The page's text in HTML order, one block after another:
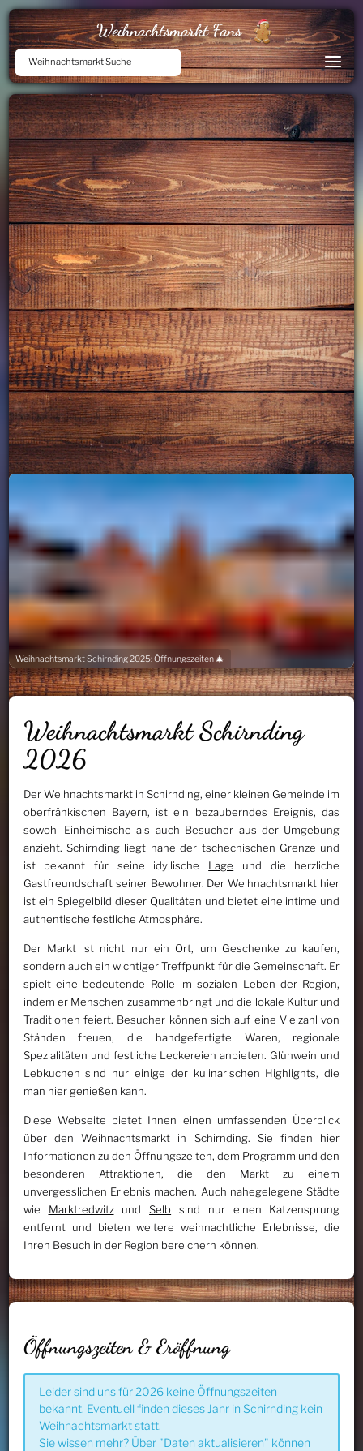
Weihnachtsmarkt Fans
Weihnachtsmarkt Suche
Weihnachtsmarkt Schirnding 2025: Öffnungszeiten 🎄
Weihnachtsmarkt Schirnding
2026
Der Weihnachtsmarkt in Schirnding, einer kleinen Gemeinde im
oberfränkischen Bayern, ist ein bezauberndes Ereignis, das
sowohl Einheimische als auch Besucher aus der Umgebung
anzieht. Schirnding liegt nahe der tschechischen Grenze und
ist bekannt für seine idyllische Lage und die herzliche
Gastfreundschaft seiner Bewohner. Der Weihnachtsmarkt hier
ist ein Spiegelbild dieser Qualitäten und bietet eine intime und
authentische festliche Atmosphäre.
Der Markt ist nicht nur ein Ort, um Geschenke zu kaufen,
sondern auch ein wichtiger Treffpunkt für die Gemeinschaft. Er
spielt eine bedeutende Rolle im sozialen Leben der Region,
indem er Menschen zusammenbringt und die lokale Kultur und
Traditionen feiert. Besucher können sich auf eine Vielzahl von
Ständen freuen, die handgefertigte Waren, regionale
Spezialitäten und festliche Leckereien anbieten. Glühwein und
Lebkuchen sind nur einige der kulinarischen Highlights, die
man hier genießen kann.
Diese Webseite bietet Ihnen einen umfassenden Überblick
über den Weihnachtsmarkt in Schirnding. Sie finden hier
Informationen zu den Öffnungszeiten, dem Programm und den
besonderen Attraktionen, die den Markt zu einem
unvergesslichen Erlebnis machen. Auch nahegelegene Städte
wie MarktredwitzundSelb sind nur einen Katzensprung
entfernt und bieten weitere weihnachtliche Erlebnisse, die
Ihren Besuch in der Region bereichern können.
Öffnungszeiten & Eröffnung
Leider sind uns für 2026 keine Öffnungszeiten
bekannt. Eventuell finden dieses Jahr in Schirnding kein
Weihnachtsmarkt statt.
Sie wissen mehr? Über "Daten aktualisieren" können